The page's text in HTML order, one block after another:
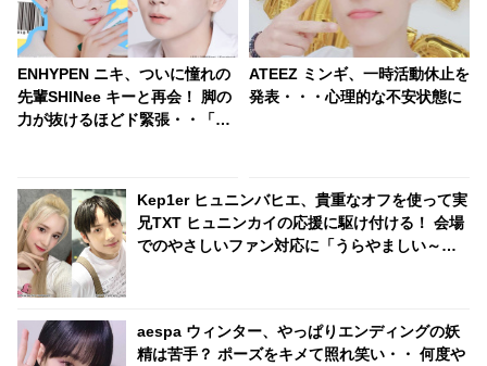
ENHYPEN ニキ、ついに憧れの
先輩SHINee キーと再会！ 脚の
力が抜けるほどド緊張・・「な
キの成長にキーも驚き！ あたた
かすぎる感動の再会
ATEEZ ミンギ、一時活動休止を
発表・・・心理的な不安状態に
Kep1er ヒュニンバヒエ、貴重なオフを使って実
兄TXT ヒュニンカイの応援に駆け付ける！ 会場
でのやさしいファン対応に「うらやましい～」
aespa ウィンター、やっぱりエンディングの妖
精は苦手？ ポーズをキメて照れ笑い・・ 何度や